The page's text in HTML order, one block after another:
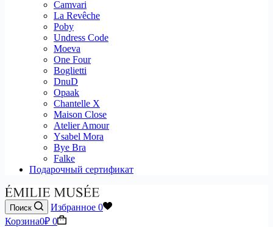
Camvari
La Revêche
Poby
Undress Code
Moeva
One Four
Boglietti
DnuD
Opaak
Chantelle X
Maison Close
Atelier Amour
Ysabel Mora
Bye Bra
Falke
Подарочный сертификат
Поиск Избранное 0
Корзина0₽ 0